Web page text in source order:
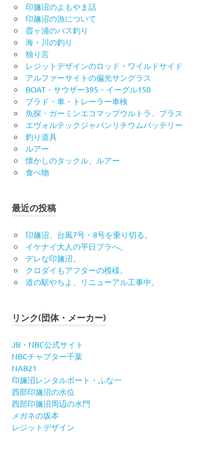
印旛沼のよもやま話
印旛沼の漁について
霞ヶ浦のバス釣り
海・川の釣り
独り言
レジットデザインのロッド・ワイルドサイド
アルファーサイトの偏光サングラス
BOAT・サウザー395・イーグル150
プラド・車・トレーラー車検
魚探・ガーミンエコマップウルトラ、プラス
エヴォルテックジャパンリチウムバッテリー
釣り道具
ルアー
懐かしのタックル、ルアー
食べ物
最近の投稿
印旛沼、台風7号・8号を乗り切る。
イケナイ大人の平日プラへ。
デレな印旛沼。
クロダイもアフターの模様。
道の駅やちよ、リニューアル工事中。
リンク(団体・メーカー)
JB・NBC公式サイト
NBCチャプター千葉
NAB21
印旛沼レンタルボート・ふな一
西部印旛沼の水位
西部印旛沼周辺の水門
メガネの坂本
レジットデザイン